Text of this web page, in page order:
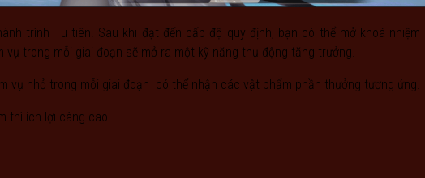
trình Tu tiên. Sau khi đạt đến cấp độ quy định, bạn có thể mở khoá
vụ trong mỗi giai đoạn sẽ mở ra một kỹ năng thụ động tăng trưởng.
vụ nhỏ trong mỗi giai đoạn có thể nhận các vật phẩm phần thưởng tương ứng.
thì ích lợi càng cao.